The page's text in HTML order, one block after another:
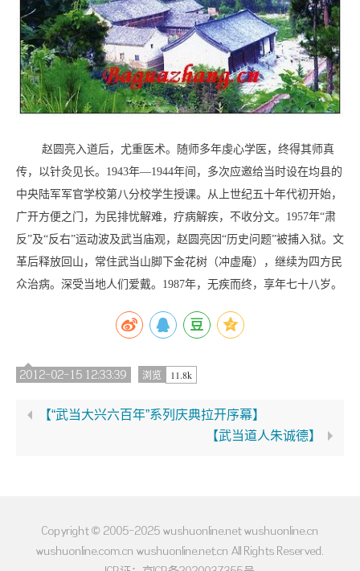
赵圆亮入道后，尤重医术。随师多年虔心学医，终得其师真
传，以针灸见长。1943年—1944年间，多次应邀给当时设在均县的
中央陆军军官学校第八分校学生授课。从上世纪五十年代初开始，
广开方便之门，为民排忧解难，疗病解疾，不收分文。1957年“肃
反”及“反右”运动波及武当庙观，赵圆亮因“历史问题”被捕入狱。文
革后释放回山，常住武当山脚下金花树（冲虚庵），继续为四方民
众治病。深受当地人们爱戴。1987年，无疾而终，享年七十八岁。
2012-02-15 12:33:39 浏览 11.8k
【“武当大兴六百年”系列庆典拉开序幕】
【武当道人朱诚德】
Copyright © 2005-2025 wushuonline.net wushuonline.cn
wushuonline.com.cn wushuonline.net.cn All Rights Reserved.